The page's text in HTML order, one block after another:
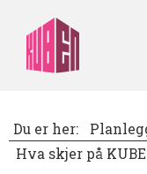
Du er her:
Hva skjer på